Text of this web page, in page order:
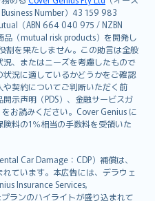
Number）43 159 983
（ABN 664 040 975 / NZBN
（mutual risk products）を開発し
割を果たしません。この助言は全般
、またはニーズを考慮したもので
況に適しているかどうかをご確認
契約についてご判断いただく前
示声明（PDS）、金融サービスガ
お読みください。Cover Genius に
料の1％相当の手数料を受領いた
Car Damage：CDP）補償は、
ています。本広告には、デラウェ
Insurance Services,
ランのハイライトが盛り込まれて